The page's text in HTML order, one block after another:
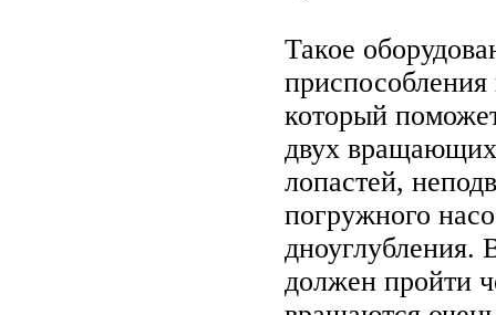
Такое
приспособления
который
двух
лопастей,
погружного
дноуглубления.
должен пройти